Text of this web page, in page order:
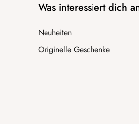
Was interessiert dich
Neuheiten
Originelle Geschenke